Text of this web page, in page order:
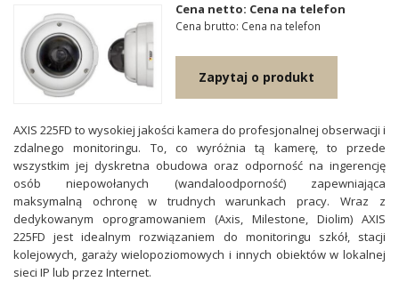
Cena netto: Cena na telefon
Cena brutto: Cena na telefon
Zapytaj o produkt
AXIS 225FD to wysokiej jakości kamera do profesjonalnej obserwacji i
zdalnego monitoringu. To, co wyróżnia tą kamerę, to przede
wszystkim jej dyskretna obudowa oraz odporność na ingerencję
osób niepowołanych (wandaloodporność) zapewniająca
maksymalną ochronę w trudnych warunkach pracy. Wraz z
dedykowanym oprogramowaniem (Axis, Milestone, Diolim) AXIS
225FD jest idealnym rozwiązaniem do monitoringu szkół, stacji
kolejowych, garaży wielopoziomowych i innych obiektów w lokalnej
sieci IP lub przez Internet.